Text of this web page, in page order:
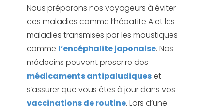
Nous préparons nos voyageurs à éviter
des maladies comme l’hépatite A et les
maladies transmises par les moustiques
comme l’encéphalite japonaise. Nos
médecins peuvent prescrire des
médicaments antipaludiqueset
s’assurer que vous êtes à jour dans vos
vaccinations de routine. Lors d’une